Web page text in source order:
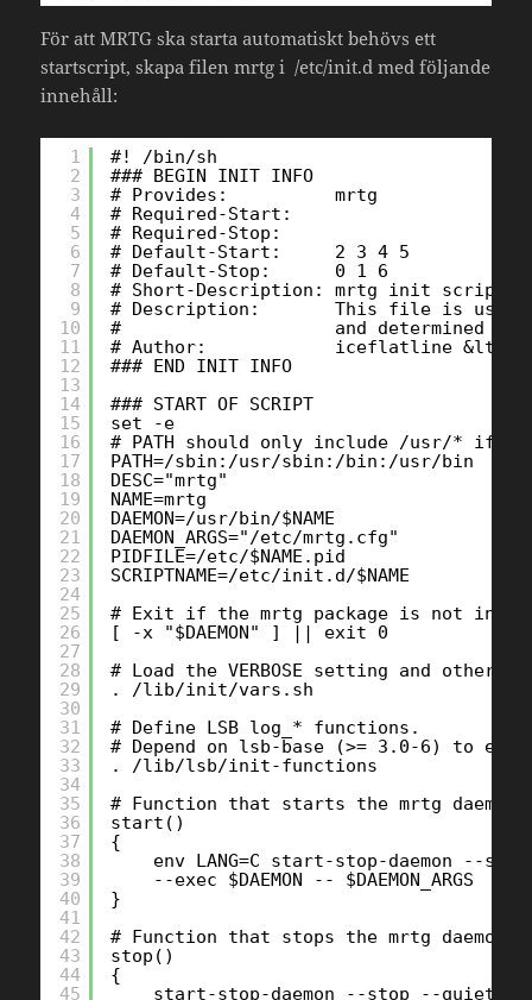
För att MRTG ska starta automatiskt behövs ett
startscript, skapa filen mrtg i /etc/init.d med följande
innehåll:
1
2
3
4
5
6
7
8
9
10
11
12
13
14
15
16
17
18
19
20
21
22
23
24
25
26
27
28
29
30
31
32
33
34
35
36
37
38
39
40
41
42
43
44
45
#! /bin/sh
### BEGIN INIT INFO
# Provides:          mrtg
# Required-Start:
# Required-Stop:
# Default-Start:     2 3 4 5
# Default-Stop:      0 1 6
# Short-Description: mrtg init script
# Description:       This file is
#                    and determined
# Author:            iceflatline
### END INIT INFO
### START OF SCRIPT
set -e
# PATH should only include /usr/* if
PATH=/sbin:/usr/sbin:/bin:/usr/bin
DESC="mrtg"
NAME=mrtg
DAEMON=/usr/bin/$NAME
DAEMON_ARGS="/etc/mrtg.cfg"
PIDFILE=/etc/$NAME.pid
SCRIPTNAME=/etc/init.d/$NAME
# Exit if the mrtg package is not
[ -x "$DAEMON" ] || exit 0
# Load the VERBOSE setting and other
. /lib/init/vars.sh
# Define LSB log_* functions.
# Depend on lsb-base (>= 3.0-6) to
. /lib/lsb/init-functions
# Function that starts the mrtg daemon
start()
{
env LANG=C start-stop-daemon --
--exec $DAEMON -- $DAEMON_ARGS
}
# Function that stops the mrtg daemon
stop()
{
start-stop-daemon --stop --quiet --